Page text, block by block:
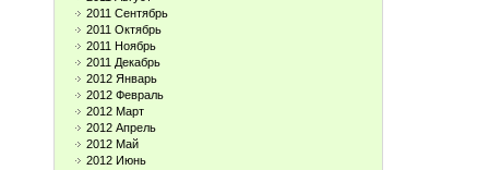
2011 Сентябрь
2011 Октябрь
2011 Ноябрь
2011 Декабрь
2012 Январь
2012 Февраль
2012 Март
2012 Апрель
2012 Май
2012 Июнь